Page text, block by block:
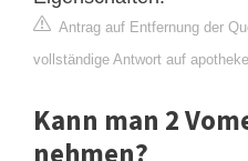
Antrag auf Entfernung der
vollständige Antwort auf
Kann man 2
nehmen?